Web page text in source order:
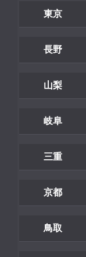
東京
長野
山梨
岐阜
三重
京都
鳥取